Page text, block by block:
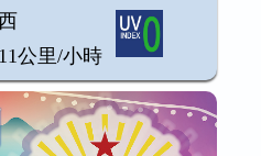
公里/小時